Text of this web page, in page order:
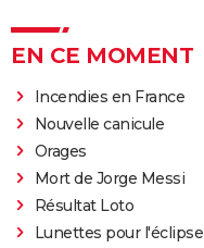
EN CE MOMENT
Incendies en France
Nouvelle canicule
Orages
Mort de Jorge Messi
Résultat Loto
Lunettes pour l'éclipse